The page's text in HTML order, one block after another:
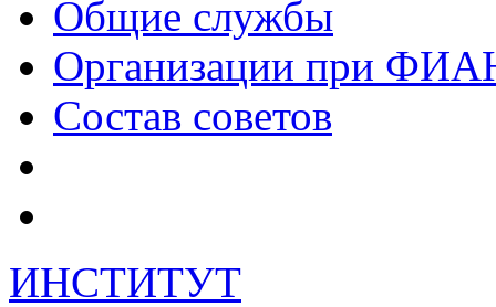
Общие службы
Организации при
Состав советов
ИНСТИТУТ